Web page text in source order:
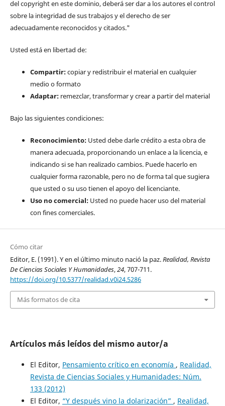
del copyright en este dominio, deberá ser dar a los autores el control
sobre la integridad de sus trabajos y el derecho de ser
adecuadamente reconocidos y citados."
Usted está en libertad de:
Compartir:copiar y redistribuir el material en cualquier
medio o formato
Adaptar:remezclar, transformar y crear a partir del material
Bajo las siguientes condiciones:
Reconocimiento:Usted debe darle crédito a esta obra de
manera adecuada, proporcionando un enlace a la licencia, e
indicando si se han realizado cambios. Puede hacerlo en
cualquier forma razonable, pero no de forma tal que sugiera
que usted o su uso tienen el apoyo del licenciante.
Uso no comercial:Usted no puede hacer uso del material
con fines comerciales.
Cómo citar
Editor, E. (1991). Y en el último minuto nació la paz.Realidad, Revista
De Ciencias Sociales Y Humanidades,24, 707-711.
https://doi.org/10.5377/realidad.v0i24.5286
Más formatos de cita
Artículos más leídos del mismo autor/a
El Editor, Pensamiento crítico en economía , Realidad,
Revista de Ciencias Sociales y Humanidades: Núm.
133 (2012)
El Editor, “Y después vino la dolarización” , Realidad,